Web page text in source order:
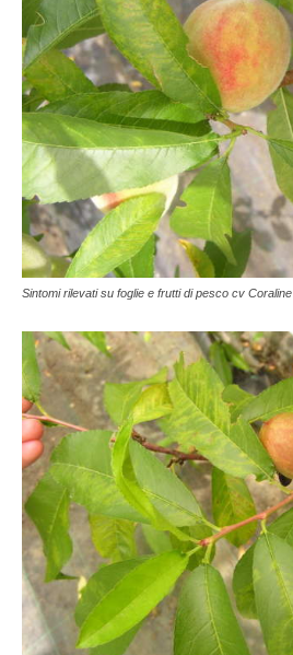
Sintomi rilevati su foglie e frutti di pesco cv Coraline